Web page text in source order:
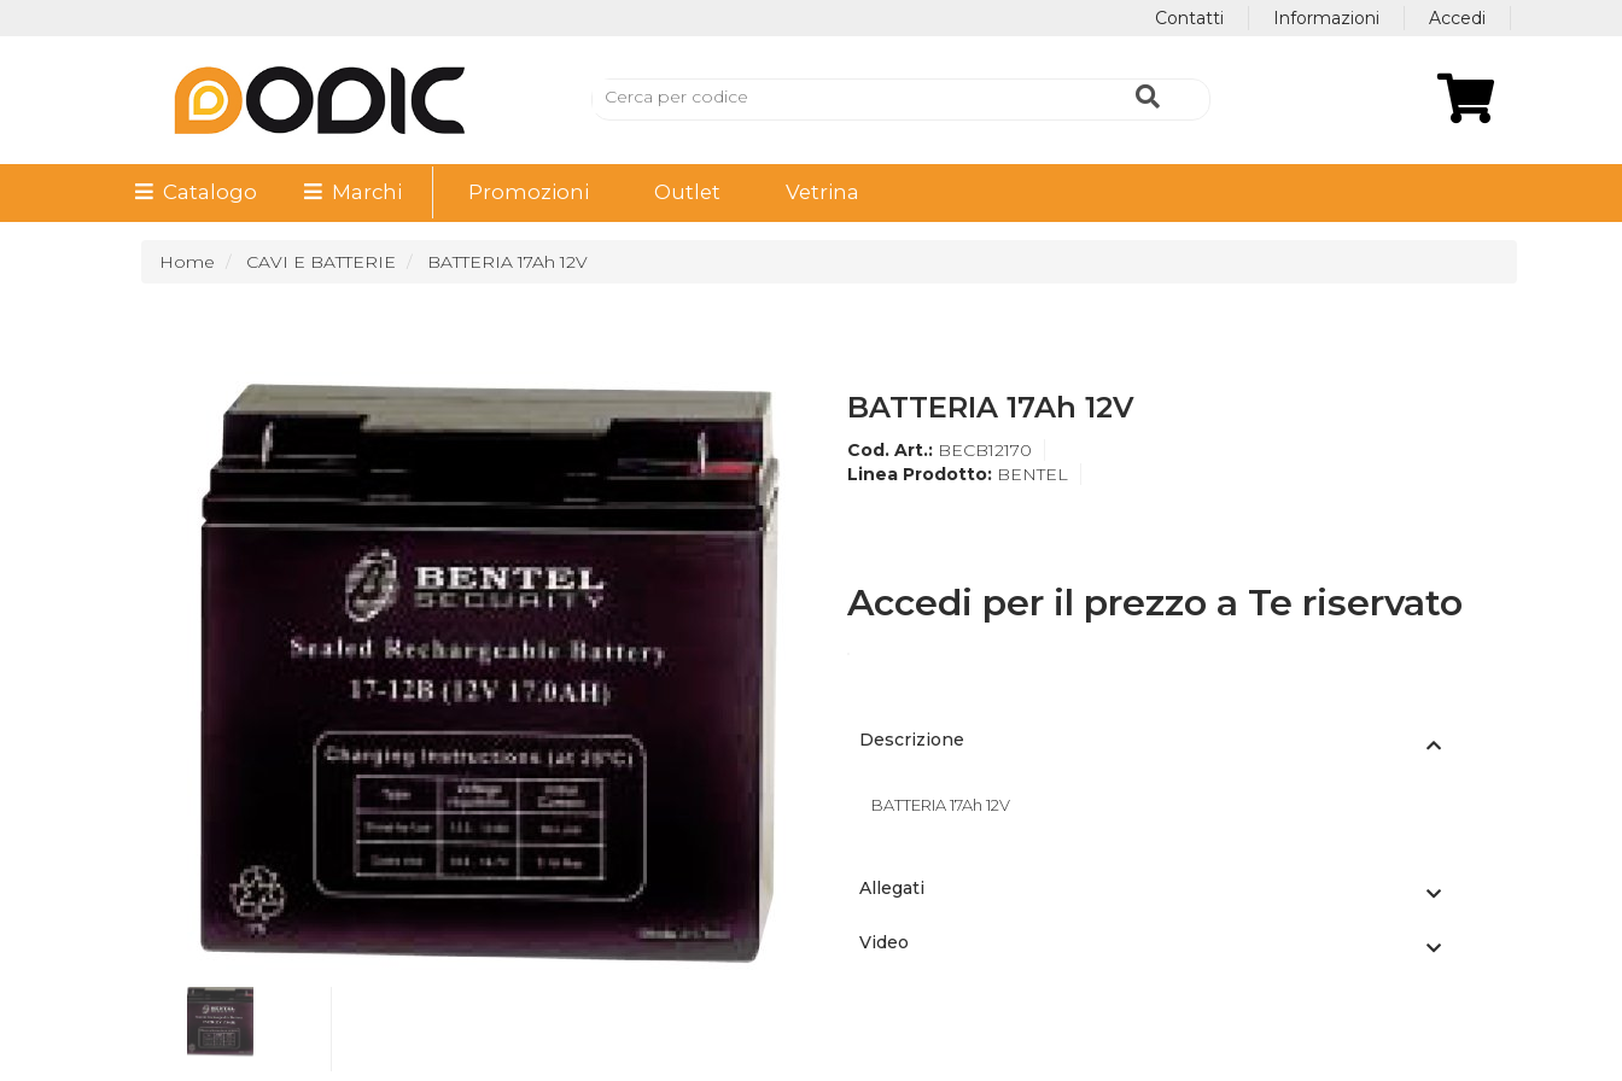
Accedi
Informazioni
Contatti
Catalogo Marchi Promozioni Outlet Vetrina
Home CAVI E BATTERIE BATTERIA 17Ah 12V
BATTERIA 17Ah 12V
Cod. Art.: BECB12170
Linea Prodotto: BENTEL
Accedi per il prezzo a Te riservato
Descrizione
BATTERIA 17Ah 12V
Allegati
Video